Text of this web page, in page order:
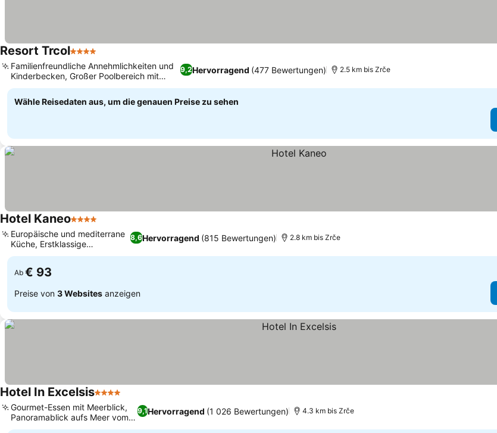
Resort Trcol4 Sterne
9,2Hervorragend (477 Bewertungen)
Familienfreundliche Annehmlichkeiten und
Kinderbecken, Großer Poolbereich mit
natürlichem Schatten
2.5 km bis Zrče
Wähle Reisedaten aus, um die genauen Preise zu sehen
Hotel Kaneo4 Sterne
8,6Hervorragend (815 Bewertungen)
Europäische und mediterrane
Küche, Erstklassige
Strandlage
2.8 km bis Zrče
Ab € 93
Preise von 3 Websites anzeigen
Hotel In Excelsis4 Sterne
9,1Hervorragend (1 026 Bewertungen)
Gourmet-Essen mit Meerblick,
Panoramablick aufs Meer vom
Hügel
4.3 km bis Zrče